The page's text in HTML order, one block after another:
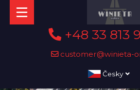
+48 33 813
customer@winieta-
Česky